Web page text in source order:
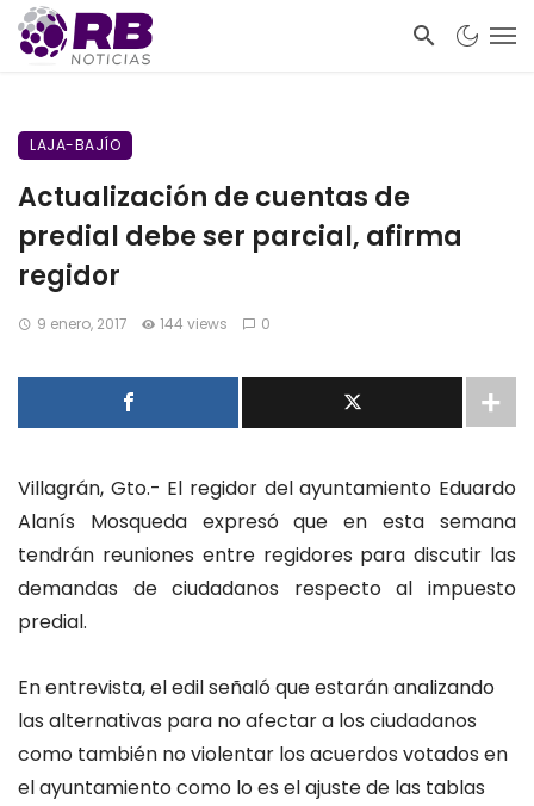
LAJA-BAJÍO
Actualización de cuentas de
predial debe ser parcial, afirma
regidor
9 enero, 2017 144 views 0
Villagrán, Gto.- El regidor del ayuntamiento Eduardo
Alanís Mosqueda expresó que en esta semana
tendrán reuniones entre regidores para discutir las
demandas de ciudadanos respecto al impuesto
predial.
En entrevista, el edil señaló que estarán analizando
las alternativas para no afectar a los ciudadanos
como también no violentar los acuerdos votados en
el ayuntamiento como lo es el ajuste de las tablas